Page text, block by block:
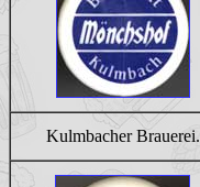
Kulmbacher Brauerei.